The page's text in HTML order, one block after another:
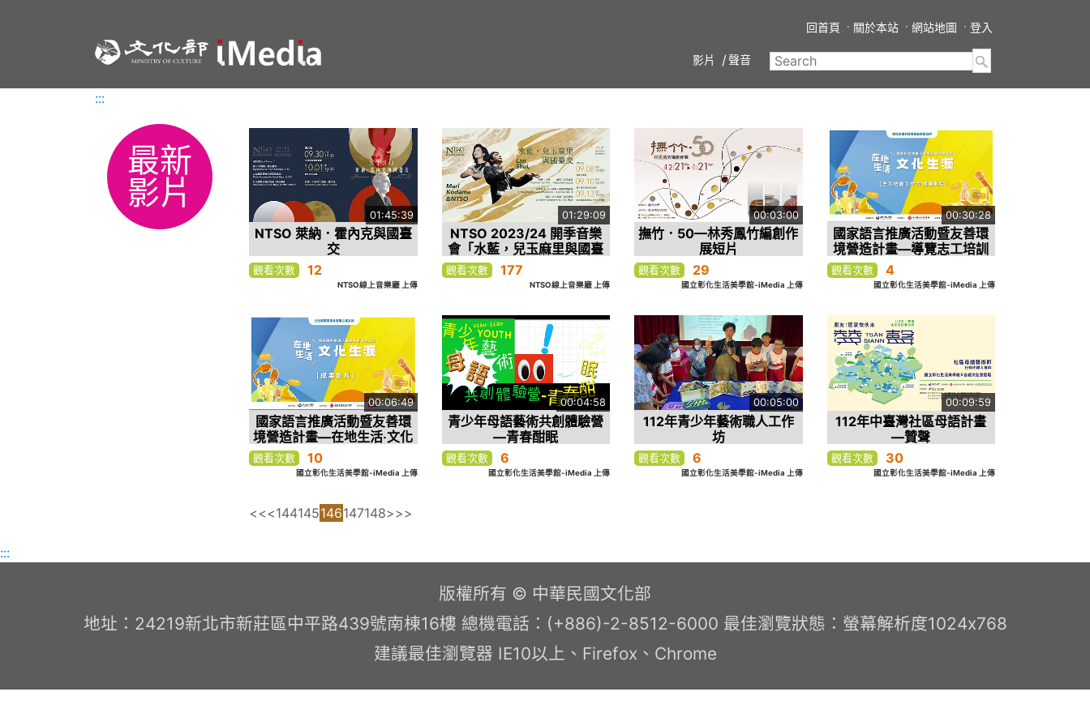
:::
回首頁 關於本站 網站地圖 登入
影片 聲音
:::
最新
影片
01:45:39
NTSO 萊納．霍內克與國臺
交
觀看次數 12
NTSO線上音樂廳 上傳
01:29:09
NTSO 2023/24 開季音樂
會「水藍，兒玉麻里與國臺
交」
觀看次數 177
NTSO線上音樂廳 上傳
00:03:00
撫竹．50—林秀鳳竹編創作
展短片
觀看次數 29
國立彰化生活美學館-iMedia 上傳
00:30:28
國家語言推廣活動暨友善環
境營造計畫—導覽志工培訓
觀看次數 4
國立彰化生活美學館-iMedia 上傳
00:06:49
國家語言推廣活動暨友善環
境營造計畫—在地生活‧文化
生湠
觀看次數 10
國立彰化生活美學館-iMedia 上傳
00:04:58
青少年母語藝術共創體驗營
—青春酣眠
觀看次數 6
國立彰化生活美學館-iMedia 上傳
00:05:00
112年青少年藝術職人工作
坊
觀看次數 6
國立彰化生活美學館-iMedia 上傳
00:09:59
112年中臺灣社區母語計畫
—贊聲
觀看次數 30
國立彰化生活美學館-iMedia 上傳
<<<144145146147148>>>
:::
版權所有 © 中華民國文化部
地址：24219新北市新莊區中平路439號南棟16樓 總機電話：(+886)-2-8512-6000 最佳瀏覽狀態：螢幕解析度1024x768
建議最佳瀏覽器 IE10以上、Firefox、Chrome